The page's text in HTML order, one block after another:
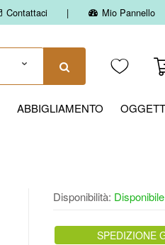
Contattaci Mio Pannello
ABBIGLIAMENTO
Disponibilità: Disponibile
SPEDIZIONE